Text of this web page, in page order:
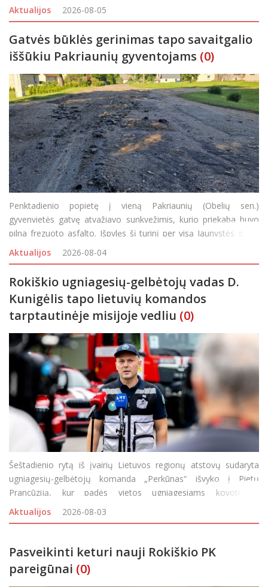
asmenines paskyras ir elektroniniu paštu išsiuntė priminimus, kvi
Aktualijos 2026-08-05
Gatvės būklės gerinimas tapo savaitgalio
iššūkiu Pakriaunių gyventojams (0)
Penktadienio popietę į vieną Pakriaunių (Obelių sen.)
gyvenvietės gatvę atvažiavo sunkvežimis, kurio priekaba buvo
pilna frezuoto asfalto. Išpylęs šį turinį per visą Jaunystės g. ilgį
vairuotojas išvažiavo, o gyventojai visą savaitgalį buvo priversti
važiuoti gatvelės šon
Aktualijos 2026-08-04
Rokiškio ugniagesių-gelbėtojų vadas D.
Kunigėlis tapo lietuvių komandos
tarptautinėje misijoje vedliu (0)
Šeštadienio rytą iš įvairių Lietuvos regionų atstovų sudaryta
ugniagesių-gelbėtojų komanda „Perkūnas“ išvyko į Pietų
Prancūziją, kur padės vietos ugniagesiams kovoti su
siautėjančiais didžiuliais miškų gaisrais. Keturių dešimčių
savanorių būriui
Aktualijos 2026-08-03
Pasveikinti keturi nauji Rokiškio PK
pareigūnai (0)